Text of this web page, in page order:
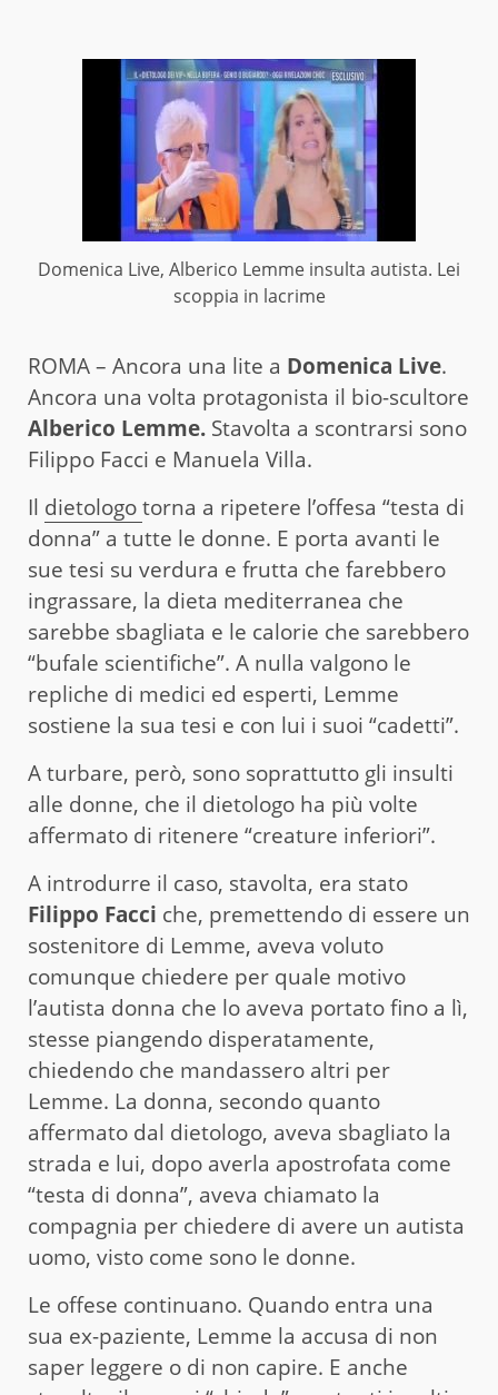
Domenica Live, Alberico Lemme insulta autista. Lei
scoppia in lacrime
ROMA – Ancora una lite a Domenica Live.
Ancora una volta protagonista il bio-scultore
Alberico Lemme. Stavolta a scontrarsi sono
Filippo Facci e Manuela Villa.
Il dietologotorna a ripetere l’offesa “testa di
donna” a tutte le donne. E porta avanti le
sue tesi su verdura e frutta che farebbero
ingrassare, la dieta mediterranea che
sarebbe sbagliata e le calorie che sarebbero
“bufale scientifiche”. A nulla valgono le
repliche di medici ed esperti, Lemme
sostiene la sua tesi e con lui i suoi “cadetti”.
A turbare, però, sono soprattutto gli insulti
alle donne, che il dietologo ha più volte
affermato di ritenere “creature inferiori”.
A introdurre il caso, stavolta, era stato
Filippo Facci che, premettendo di essere un
sostenitore di Lemme, aveva voluto
comunque chiedere per quale motivo
l’autista donna che lo aveva portato fino a lì,
stesse piangendo disperatamente,
chiedendo che mandassero altri per
Lemme. La donna, secondo quanto
affermato dal dietologo, aveva sbagliato la
strada e lui, dopo averla apostrofata come
“testa di donna”, aveva chiamato la
compagnia per chiedere di avere un autista
uomo, visto come sono le donne.
Le offese continuano. Quando entra una
sua ex-paziente, Lemme la accusa di non
saper leggere o di non capire. E anche